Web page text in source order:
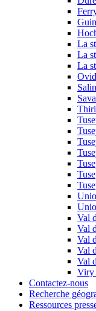
La
La
La
Val
Val
Val
Val
Val
Viry
Contactez-nous
Recherche
Ressources